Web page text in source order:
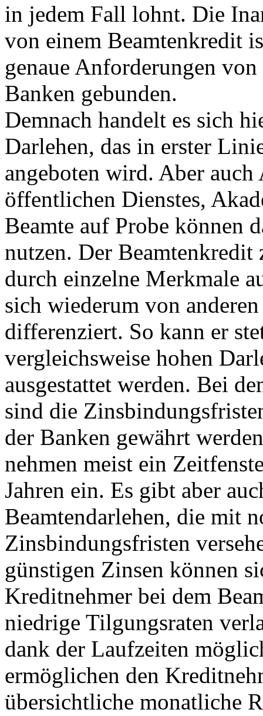
in jedem Fall lohnt. Die
von einem Beamtenkredit
genaue Anforderungen von
Banken gebunden.
Demnach handelt es sich
Darlehen, das in erster
angeboten wird. Aber auch
öffentlichen Dienstes,
Beamte auf Probe können
nutzen. Der Beamtenkredit
durch einzelne Merkmale
sich wiederum von
differenziert. So kann er
vergleichsweise hohen
ausgestattet werden. Bei
sind die
der Banken gewährt
nehmen meist ein
Jahren ein. Es gibt aber
Beamtendarlehen, die mit
Zinsbindungsfristen
günstigen Zinsen können
Kreditnehmer bei dem
niedrige Tilgungsraten
dank der Laufzeiten
ermöglichen den
übersichtliche monatliche